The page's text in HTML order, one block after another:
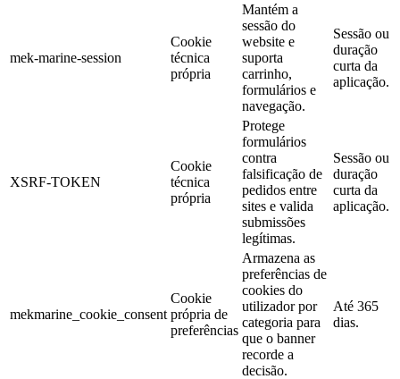
mek-marine-session
Cookie
técnica
própria
Mantém a
sessão do
website e
suporta
carrinho,
formulários e
navegação.
Sessão ou
duração
curta da
aplicação.
XSRF-TOKEN
Cookie
técnica
própria
Protege
formulários
contra
falsificação de
pedidos entre
sites e valida
submissões
legítimas.
Sessão ou
duração
curta da
aplicação.
mekmarine_cookie_consent
Cookie
própria de
preferências
Armazena as
preferências de
cookies do
utilizador por
categoria para
que o banner
recorde a
decisão.
Até 365
dias.